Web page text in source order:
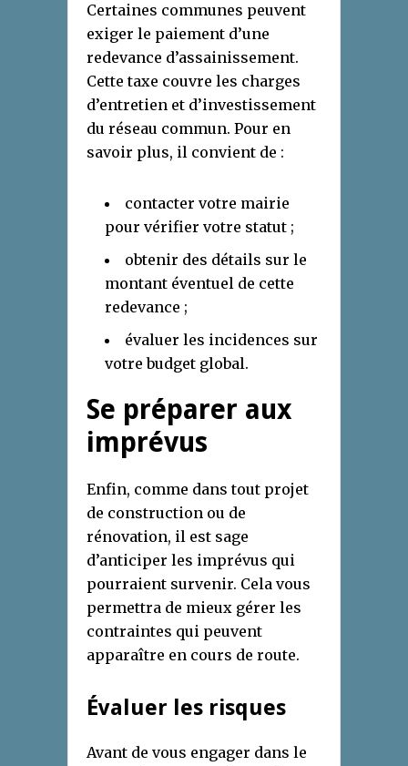
Certaines communes peuvent
exiger le paiement d’une
redevance d’assainissement.
Cette taxe couvre les charges
d’entretien et d’investissement
du réseau commun. Pour en
savoir plus, il convient de :
contacter votre mairie
pour vérifier votre statut ;
obtenir des détails sur le
montant éventuel de cette
redevance ;
évaluer les incidences sur
votre budget global.
Se préparer aux
imprévus
Enfin, comme dans tout projet
de construction ou de
rénovation, il est sage
d’anticiper les imprévus qui
pourraient survenir. Cela vous
permettra de mieux gérer les
contraintes qui peuvent
apparaître en cours de route.
Évaluer les risques
Avant de vous engager dans le